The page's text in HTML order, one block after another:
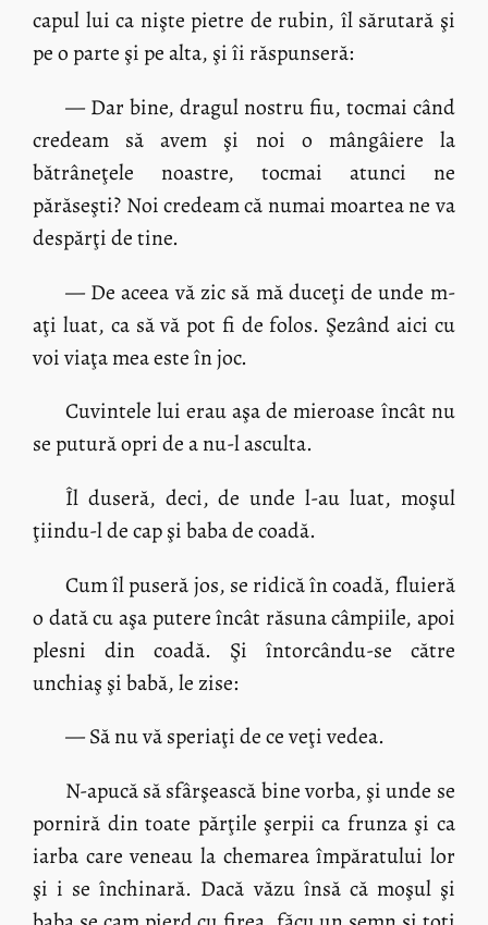
capul lui ca nişte pietre de rubin, îl sărutară şi
pe o parte şi pe alta, şi îi răspunseră:
— Dar bine, dragul nostru fiu, tocmai când
credeam să avem şi noi o mângâiere la
bătrâneţele noastre, tocmai atunci ne
părăseşti? Noi credeam că numai moartea ne va
despărţi de tine.
— De aceea vă zic să mă duceţi de unde m-
aţi luat, ca să vă pot fi de folos. Şezând aici cu
voi viaţa mea este în joc.
Cuvintele lui erau aşa de mieroase încât nu
se putură opri de a nu-l asculta.
Îl duseră, deci, de unde l-au luat, moşul
ţiindu-l de cap şi baba de coadă.
Cum îl puseră jos, se ridică în coadă, fluieră
o dată cu aşa putere încât răsuna câmpiile, apoi
plesni din coadă. Şi întorcându-se către
unchiaş şi babă, le zise:
— Să nu vă speriaţi de ce veţi vedea.
N-apucă să sfârşească bine vorba, şi unde se
porniră din toate părţile şerpii ca frunza şi ca
iarba care veneau la chemarea împăratului lor
şi i se închinară. Dacă văzu însă că moşul şi